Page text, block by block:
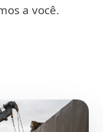
a você.